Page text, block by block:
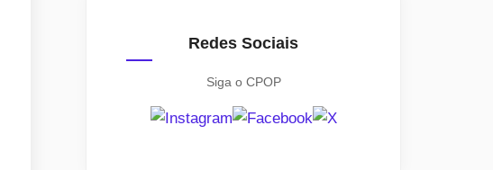
Redes Sociais
Siga o CPOP